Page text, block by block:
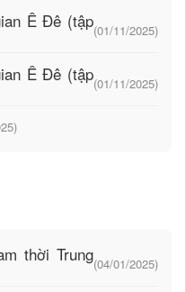
Ê Đê (tập(01/11/2025)
Ê Đê (tập(01/11/2025)
thời Trung(04/01/2025)